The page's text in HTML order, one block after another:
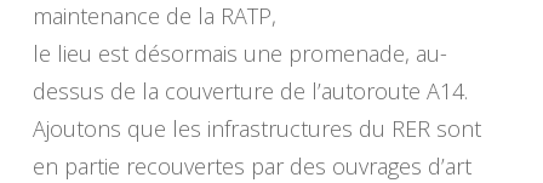
maintenance de la RATP,
le lieu est désormais une promenade, au-
dessus de la couverture de l’autoroute A14.
Ajoutons que les infrastructures du RER sont
en partie recouvertes par des ouvrages d’art